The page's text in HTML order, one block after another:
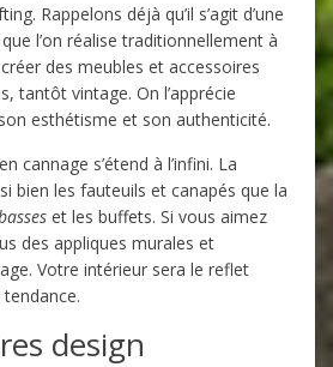
Rappelons déjà qu’il s’agit d’une
l’on réalise traditionnellement à
des meubles et accessoires
tantôt vintage. On l’apprécie
esthétisme et son authenticité.
cannage s’étend à l’infini. La
bien les fauteuils et canapés que la
et les buffets. Si vous aimez
des appliques murales et
Votre intérieur sera le reflet
design